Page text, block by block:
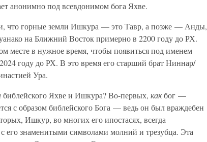
анонимно под всевдонимом бога Яхве.
что горные земли Ишкура — это Тавр, а позже — Анды,
на Ближний Восток примерно в 2200 году до РХ.
месте в нужное время, чтобы появиться под именем
году до РХ. В это время его старший брат Ниннар/
Ура.
библейского Яхве и Ишкура? Во-первых, какбог —
с образом библейского Бога — ведь он был враждебен
Ишкур, во многих его ипостасях, всегда
с его знаменитыми символами молний и трезубца. Эта